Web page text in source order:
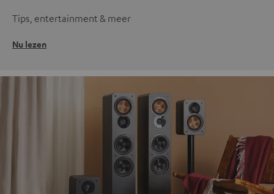
Tips, entertainment & meer
Nu lezen